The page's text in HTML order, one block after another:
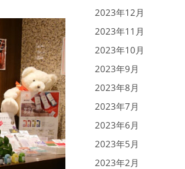
2023年12月
2023年11月
2023年10月
2023年9月
2023年8月
2023年7月
2023年6月
2023年5月
2023年2月